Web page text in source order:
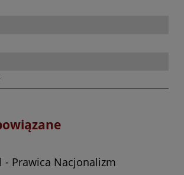
- Prawica Nacjonalizm